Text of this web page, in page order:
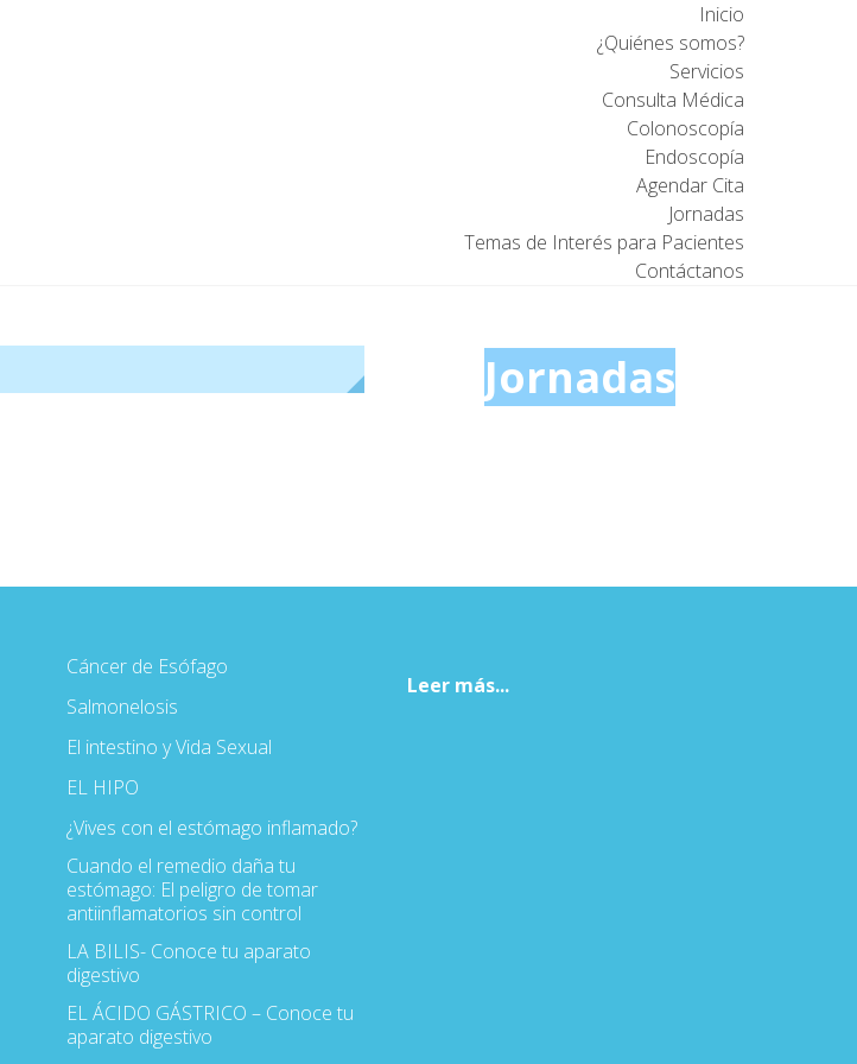
Inicio
¿Quiénes somos?
Servicios
Consulta Médica
Colonoscopía
Endoscopía
Agendar Cita
Jornadas
Temas de Interés para Pacientes
Contáctanos
Jornadas
Cáncer de Esófago
Salmonelosis
El intestino y Vida Sexual
EL HIPO
¿Vives con el estómago inflamado?
Cuando el remedio daña tu
estómago: El peligro de tomar
antiinflamatorios sin control
LA BILIS- Conoce tu aparato
digestivo
EL ÁCIDO GÁSTRICO – Conoce tu
aparato digestivo
Leer más...